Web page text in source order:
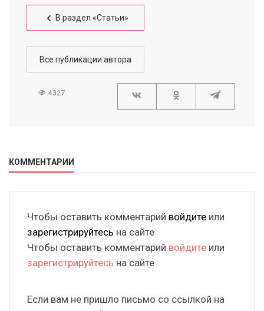
В раздел «Статьи»
Все публикации автора
4327
КОММЕНТАРИИ
Чтобы оставить комментарий войдите или
зарегистрируйтесь на сайте
Чтобы оставить комментарий войдите или
зарегистрируйтесь на сайте
Если вам не пришло письмо со ссылкой на